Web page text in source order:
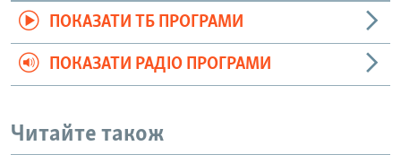
ПОКАЗАТИ ТБ ПРОГРАМИ
ПОКАЗАТИ РАДІО ПРОГРАМИ
Читайте також